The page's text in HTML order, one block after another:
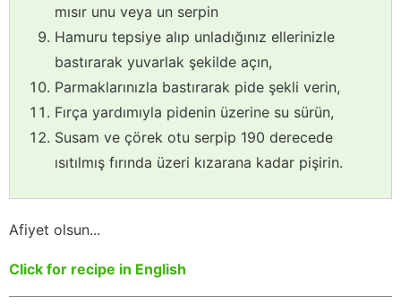
mısır unu veya un serpin
Hamuru tepsiye alıp unladığınız ellerinizle
bastırarak yuvarlak şekilde açın,
Parmaklarınızla bastırarak pide şekli verin,
Fırça yardımıyla pidenin üzerine su sürün,
Susam ve çörek otu serpip 190 derecede
ısıtılmış fırında üzeri kızarana kadar pişirin.
Afiyet olsun...
Click for recipe in English